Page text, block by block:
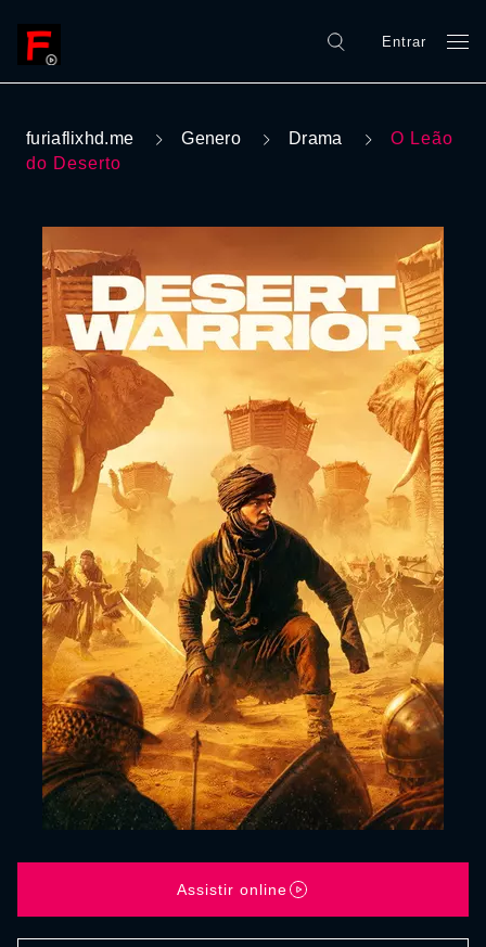
Entrar
furiaflixhd.me Genero Drama
O Leão
do Deserto
Assistir online